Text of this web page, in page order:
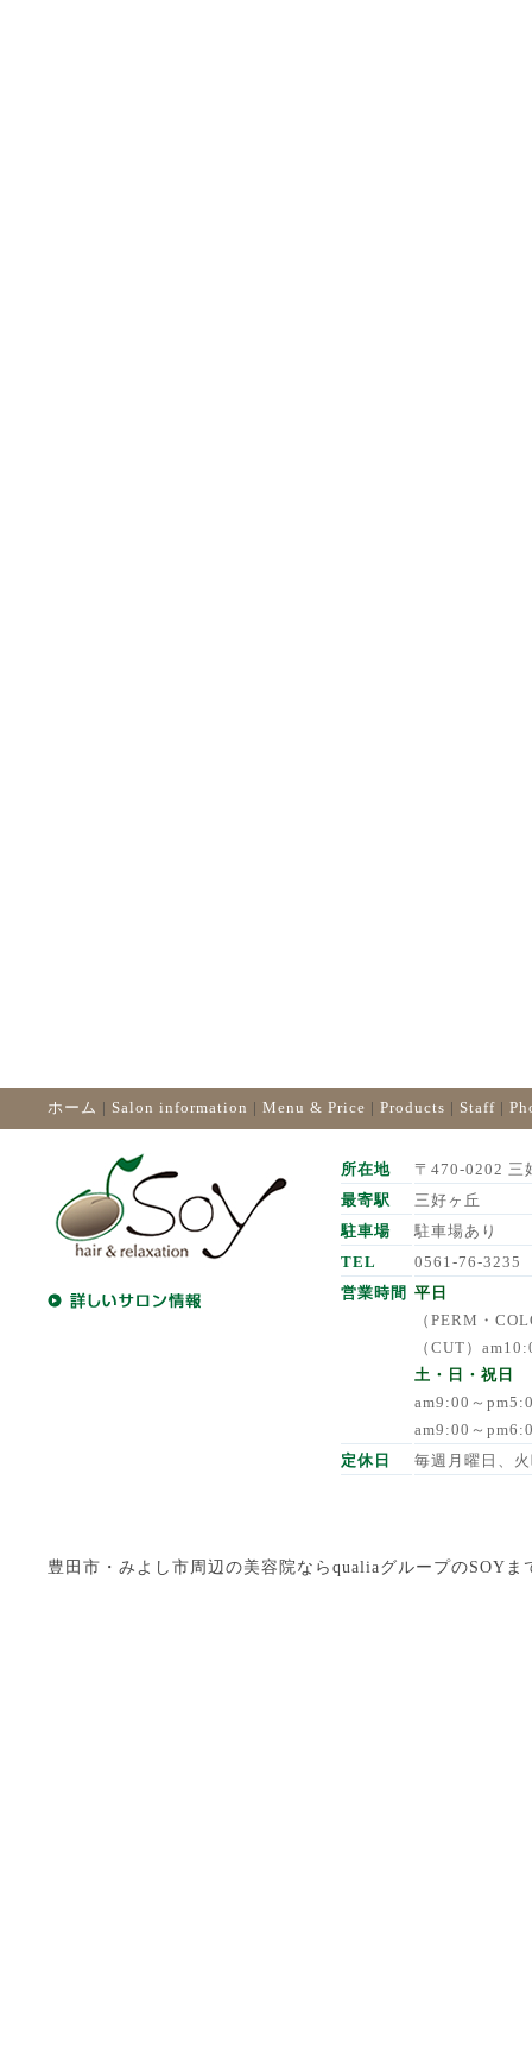
ホーム | Salon information | Menu & Price | Products | Staff |
所在地
〒470-0202 三
最寄駅
三好ヶ丘
駐車場
駐車場あり
TEL
0561-76-3235
営業時間 平日
（PERM・
（CUT）
土・日・祝日
am9:00～
am9:00～
定休日
毎週月曜日、
豊田市・みよし市周辺の美容院ならqualiaグループのSOY